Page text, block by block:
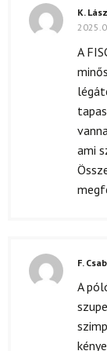
K.
A
ami
F.
A